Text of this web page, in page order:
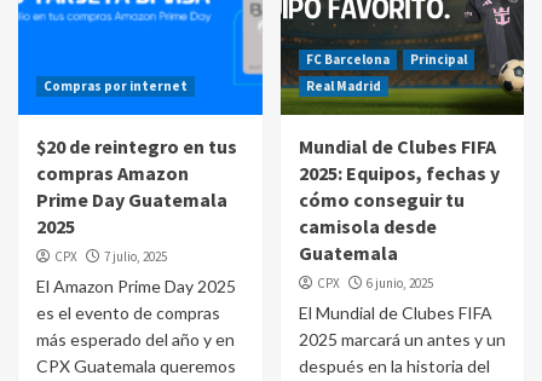
Compras por internet
$20 de reintegro en tus
compras Amazon
Prime Day Guatemala
2025
CPX 7 julio, 2025
El Amazon Prime Day 2025
es el evento de compras
más esperado del año y en
CPX Guatemala queremos
FC Barcelona
Principal
Real Madrid
Mundial de Clubes FIFA
2025: Equipos, fechas y
cómo conseguir tu
camisola desde
Guatemala
CPX 6 junio, 2025
El Mundial de Clubes FIFA
2025 marcará un antes y un
después en la historia del